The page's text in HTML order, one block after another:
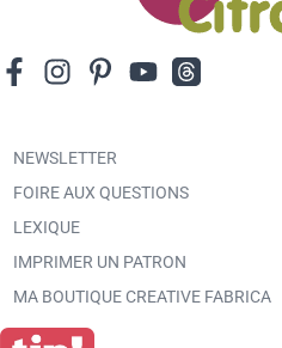
NEWSLETTER
FOIRE AUX QUESTIONS
LEXIQUE
IMPRIMER UN PATRON
MA BOUTIQUE CREATIVE FABRICA